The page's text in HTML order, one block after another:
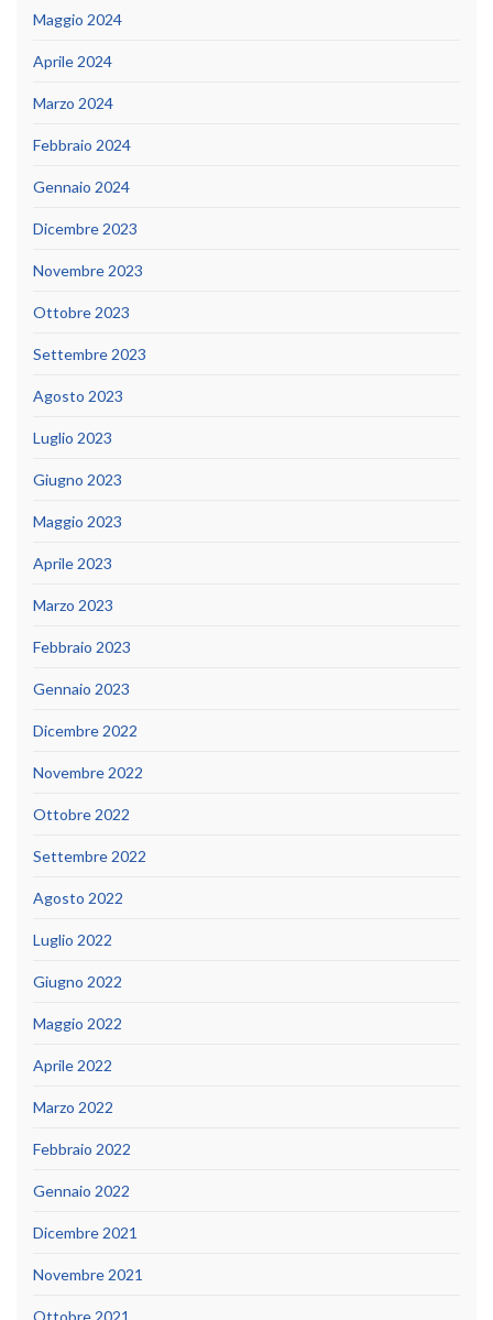
Maggio 2024
Aprile 2024
Marzo 2024
Febbraio 2024
Gennaio 2024
Dicembre 2023
Novembre 2023
Ottobre 2023
Settembre 2023
Agosto 2023
Luglio 2023
Giugno 2023
Maggio 2023
Aprile 2023
Marzo 2023
Febbraio 2023
Gennaio 2023
Dicembre 2022
Novembre 2022
Ottobre 2022
Settembre 2022
Agosto 2022
Luglio 2022
Giugno 2022
Maggio 2022
Aprile 2022
Marzo 2022
Febbraio 2022
Gennaio 2022
Dicembre 2021
Novembre 2021
Ottobre 2021